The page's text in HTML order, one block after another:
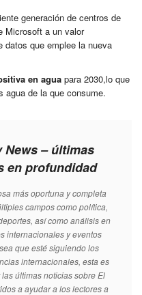
generación de centros de
Microsoft a un valor
datos que emplee la nueva
en agua para 2030,lo que
agua de la que consume.
News – últimas
en profundidad
más oportuna y completa
campos como política,
así como análisis en
internacionales y eventos
que esté siguiendo los
internacionales, esta es
últimas noticias sobre El
a ayudar a los lectores a